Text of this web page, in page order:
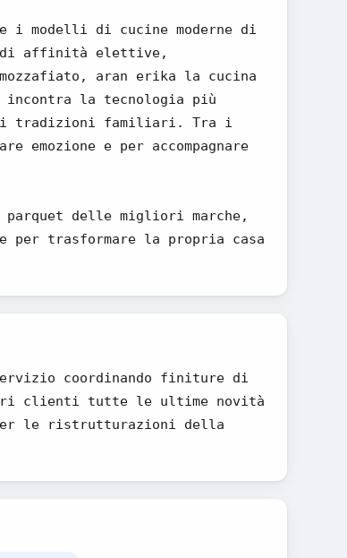
i modelli di cucine moderne di
di affinità elettive,
aran erika la cucina
incontra la tecnologia più
tradizioni familiari. Tra i
e per accompagnare
delle migliori marche,
trasformare la propria casa
coordinando finiture di
clienti tutte le ultime novità
per le ristrutturazioni della